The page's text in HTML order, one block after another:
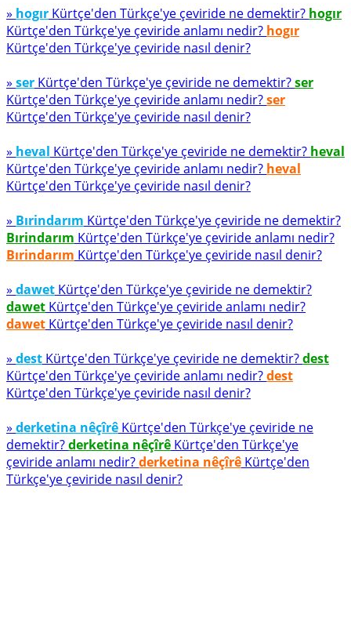
» hogır Kürtçe'den Türkçe'ye çeviride ne demektir? hogır
Kürtçe'den Türkçe'ye çeviride anlamı nedir? hogır
Kürtçe'den Türkçe'ye çeviride nasıl denir?
» ser Kürtçe'den Türkçe'ye çeviride ne demektir?ser
Kürtçe'den Türkçe'ye çeviride anlamı nedir?ser
Kürtçe'den Türkçe'ye çeviride nasıl denir?
» heval Kürtçe'den Türkçe'ye çeviride ne demektir? heval
Kürtçe'den Türkçe'ye çeviride anlamı nedir? heval
Kürtçe'den Türkçe'ye çeviride nasıl denir?
» Bırindarım Kürtçe'den Türkçe'ye çeviride ne demektir?
Bırindarım Kürtçe'den Türkçe'ye çeviride anlamı nedir?
Bırindarım Kürtçe'den Türkçe'ye çeviride nasıl denir?
» dawet Kürtçe'den Türkçe'ye çeviride ne demektir?
dawet Kürtçe'den Türkçe'ye çeviride anlamı nedir?
dawet Kürtçe'den Türkçe'ye çeviride nasıl denir?
» dest Kürtçe'den Türkçe'ye çeviride ne demektir?dest
Kürtçe'den Türkçe'ye çeviride anlamı nedir?dest
Kürtçe'den Türkçe'ye çeviride nasıl denir?
» derketina nêçîrê Kürtçe'den Türkçe'ye çeviride ne
demektir?derketina nêçîrê Kürtçe'den Türkçe'ye
çeviride anlamı nedir?derketina nêçîrê Kürtçe'den
Türkçe'ye çeviride nasıl denir?